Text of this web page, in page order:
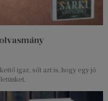
igaz, sőt azt is, hogy egy jó